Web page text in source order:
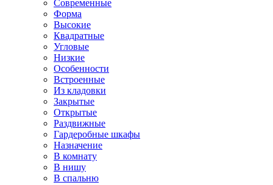
Современные
Форма
Высокие
Квадратные
Угловые
Низкие
Особенности
Встроенные
Из кладовки
Закрытые
Открытые
Раздвижные
Гардеробные шкафы
Назначение
В комнату
В нишу
В спальню